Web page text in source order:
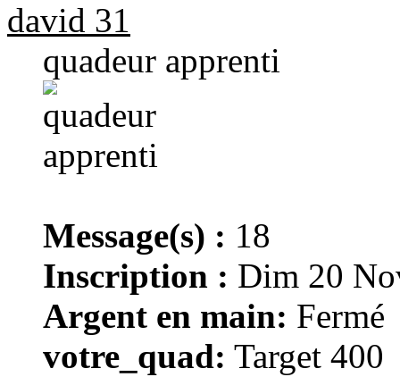
david 31
quadeur apprenti
Message(s) : 18
Inscription : Dim 20
Argent en main: Fermé
votre_quad: Target 400